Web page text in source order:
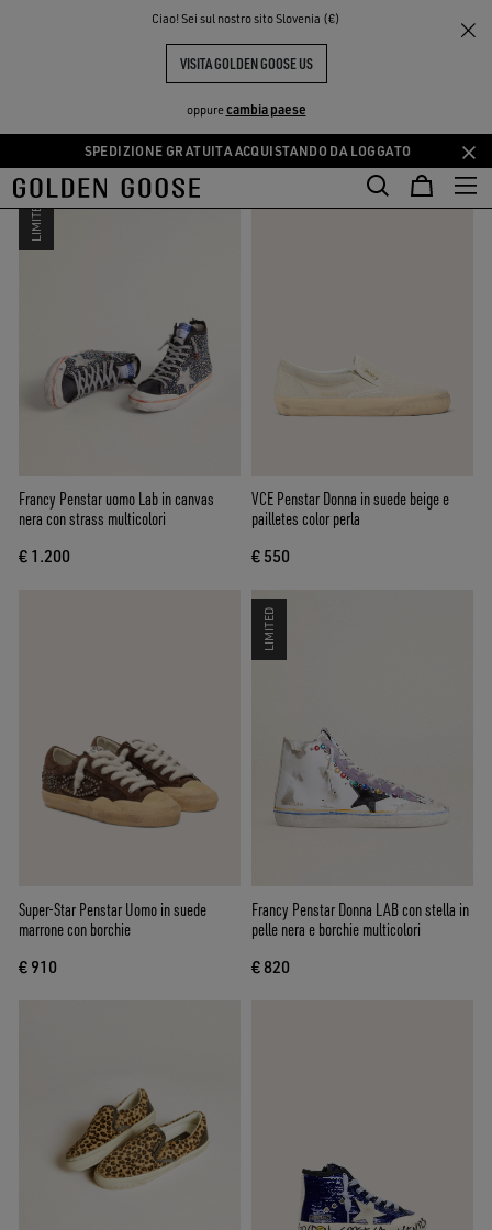
Ciao! Sei sul nostro sito Slovenia (€)
VISITA GOLDEN GOOSE US
oppurecambia paese
Vai
al
contenuto
principale
Vai
al
contenuto
del
SPEDIZIONE GRATUITA ACQUISTANDO DA LOGGATO
THE
COMMUNITY
Ritorna alla pagina iniziale
LIMITED
Francy Penstar uomo Lab in canvas
nera con strass multicolori
€ 1.200
VCE Penstar Donna in suede beige e
pailletes color perla
€ 550
Super-Star Penstar Uomo in suede
marrone con borchie
€ 910
LIMITED
Francy Penstar Donna LAB con stella in
pelle nera e borchie multicolori
€ 820